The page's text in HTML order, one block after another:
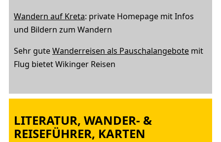
Wandern auf Kreta: private Homepage mit Infos
und Bildern zum Wandern
Sehr guteWanderreisen als Pauschalangebote mit
Flug bietet Wikinger Reisen
LITERATUR, WANDER- &
REISEFÜHRER, KARTEN